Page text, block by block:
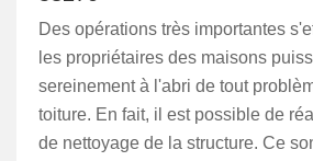
Des opérations très importantes
les propriétaires des maisons
sereinement à l'abri de tout
toiture. En fait, il est possible de
de nettoyage de la structure. Ce